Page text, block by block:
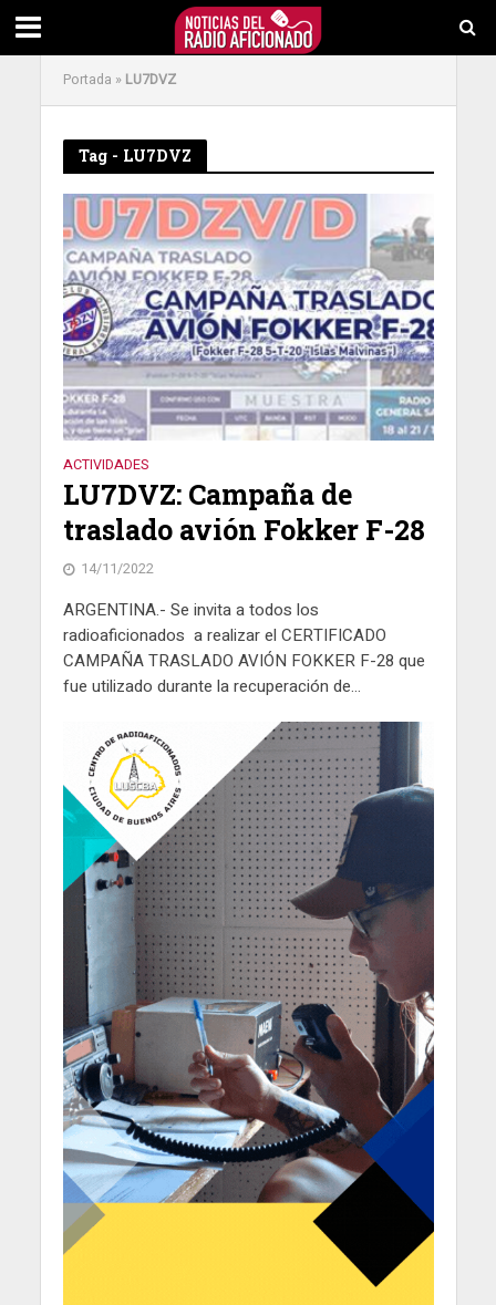
Portada » LU7DVZ
Tag - LU7DVZ
ACTIVIDADES
LU7DVZ: Campaña de
traslado avión Fokker F-28
14/11/2022
ARGENTINA.- Se invita a todos los
radioaficionados a realizar el CERTIFICADO
CAMPAÑA TRASLADO AVIÓN FOKKER F-28 que
fue utilizado durante la recuperación de...